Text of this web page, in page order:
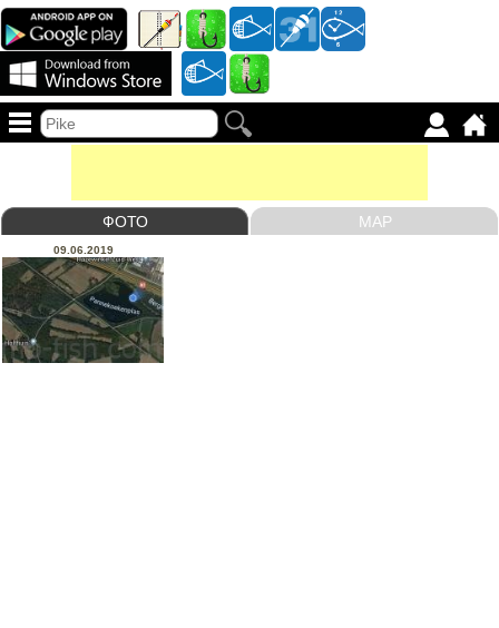
ФОТО MAP
09.06.2019